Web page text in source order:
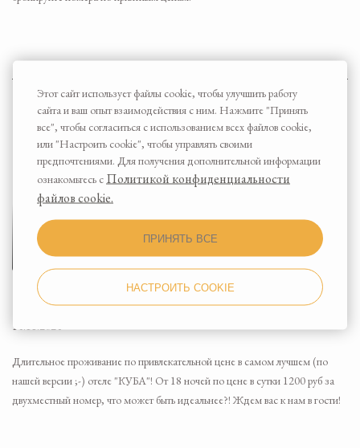
Этот сайт использует файлы cookie, чтобы улучшить работу
сайта и ваш опыт взаимодействия с ним. Нажмите "Принять
все", чтобы согласиться с использованием всех файлов cookie,
или "Настроить cookie", чтобы управлять своими
предпочтениями. Для получения дополнительной информации
ознакомьтесь с Политикой конфиденциальности
файлов cookie.
ПРИНЯТЬ ВСЕ
НАСТРОИТЬ COOKIE
Длительное проживание
14.11.2024
Длительное проживание по привлекательной цене в самом лучшем (по
нашей версии ;-) отеле "КУБА"! От 18 ночей по цене в сутки 1200 руб за
двухместный номер, что может быть идеальнее?! Ждем вас к нам в гости!